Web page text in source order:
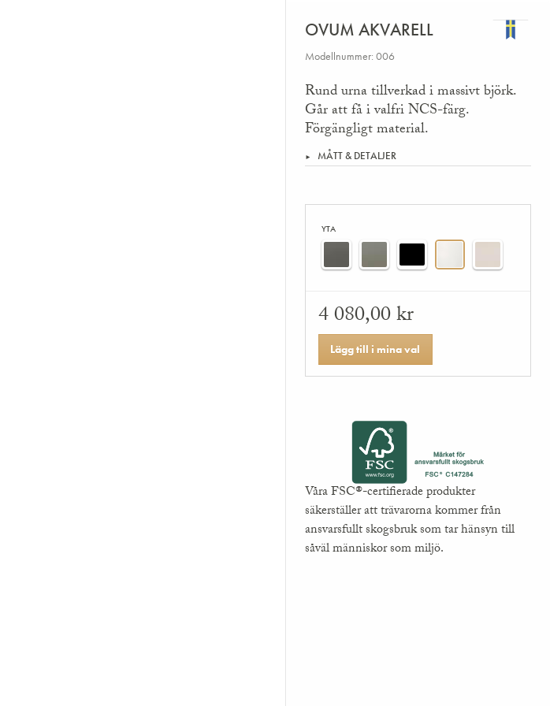
OVUM AKVARELL
Modellnummer: 006
Rund urna tillverkad i massivt björk.
Går att få i valfri NCS-färg.
Förgängligt material.
MÅTT & DETALJER
YTA
4 080,00 kr
Lägg till i mina val
Våra FSC®-certifierade produkter
säkerställer att trävarorna kommer från
ansvarsfullt skogsbruk som tar hänsyn till
såväl människor som miljö.